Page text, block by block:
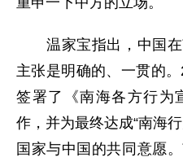
温家宝指出，中国在
主张是明确的、一贯的
签署了《南海各方行为
作，并为最终达成“南海
国家与中国的共同意愿